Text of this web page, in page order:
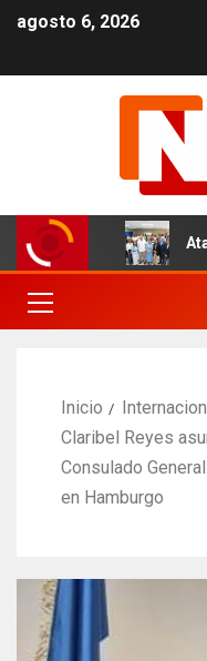
agosto 6, 2026
DN Atallah
Inicio
Claribel Reyes
Consulado
en Hamburgo